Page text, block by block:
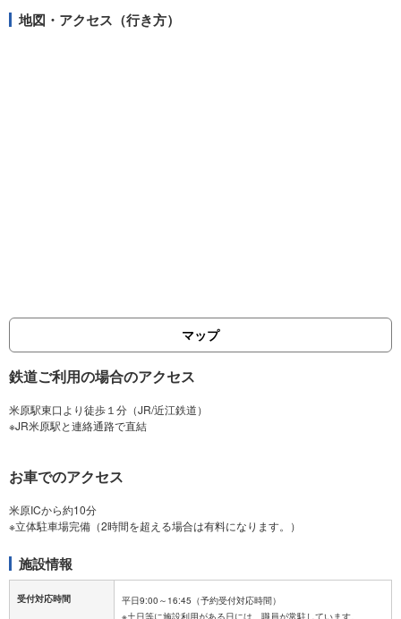
地図・アクセス（行き方）
マップ
鉄道ご利用の場合のアクセス
米原駅東口より徒歩１分（JR/近江鉄道）
お車でのアクセス
米原ICから約10分
施設情報
受付対応時間
平日9:00～16:45（予約受付対応時間）